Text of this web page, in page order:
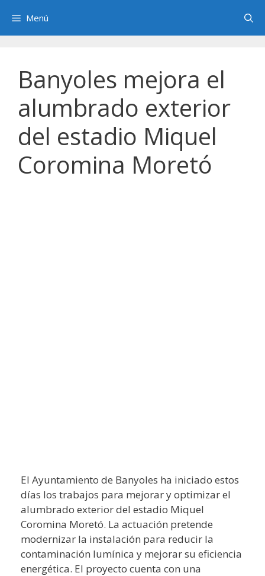
contenido
Menú
Banyoles mejora el
alumbrado exterior
del estadio Miquel
Coromina Moretó
El Ayuntamiento de Banyoles ha iniciado estos
días los trabajos para mejorar y optimizar el
alumbrado exterior del estadio Miquel
Coromina Moretó. La actuación pretende
modernizar la instalación para reducir la
contaminación lumínica y mejorar su eficiencia
energética. El proyecto cuenta con una